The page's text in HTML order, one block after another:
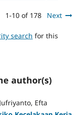
1-10 of 178 Next
search for this
author(s)
Efta